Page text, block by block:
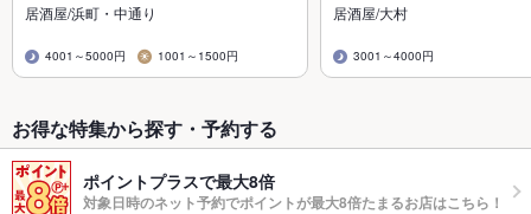
居酒屋/浜町・中通り
4001～5000円 1001～1500円
居酒屋/大村
3001～4000円
お得な特集から探す・予約する
ポイントプラスで最大8倍
対象日時のネット予約でポイントが最大8倍たまるお店はこちら！